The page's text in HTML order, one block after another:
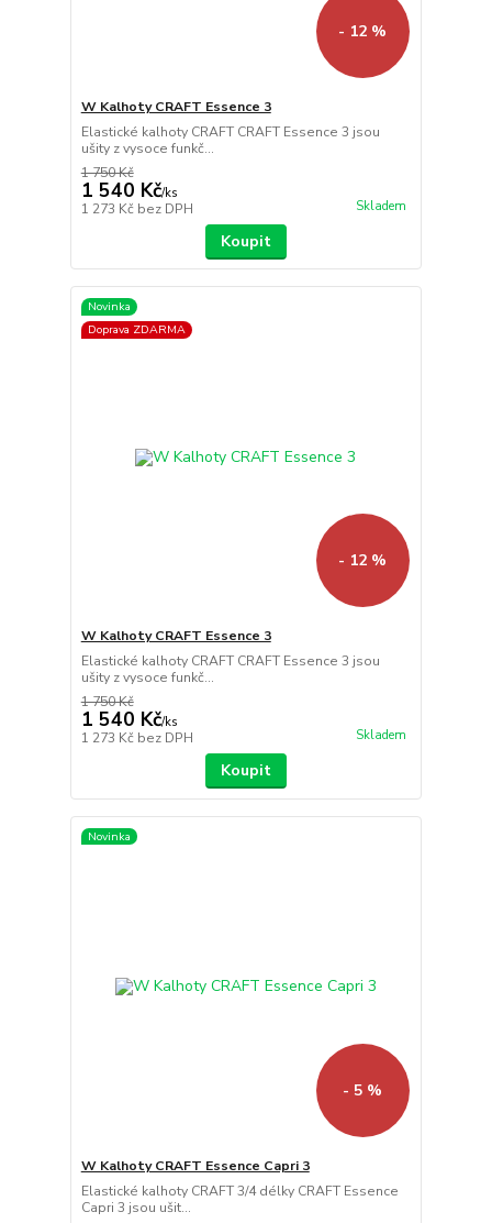
- 12 %
W Kalhoty CRAFT Essence 3
Elastické kalhoty CRAFT CRAFT Essence 3 jsou
ušity z vysoce funkč...
1 750 Kč
1 540 Kč/ks
1 273 Kč bez DPH Skladem
Koupit
Novinka
Doprava ZDARMA
- 12 %
W Kalhoty CRAFT Essence 3
Elastické kalhoty CRAFT CRAFT Essence 3 jsou
ušity z vysoce funkč...
1 750 Kč
1 540 Kč/ks
1 273 Kč bez DPH Skladem
Koupit
Novinka
- 5 %
W Kalhoty CRAFT Essence Capri 3
Elastické kalhoty CRAFT 3/4 délky CRAFT Essence
Capri 3 jsou ušit...